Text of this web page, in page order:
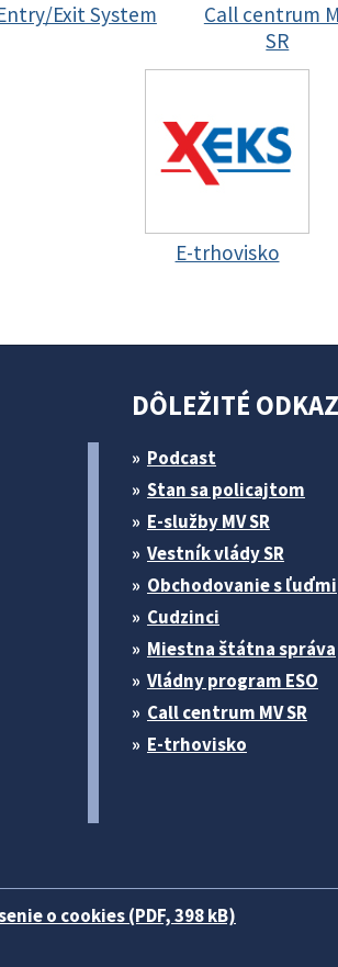
Exit System
Call centrum
SR
E-trhovisko
DÔLEŽITÉ
Podcast
Stan sa policajtom
E-služby MV SR
Vestník vlády SR
Obchodovanie s ľuďmi
Cudzinci
Miestna štátna správa
Vládny program ESO
Call centrum MV SR
E-trhovisko
o cookies (PDF, 398 kB)